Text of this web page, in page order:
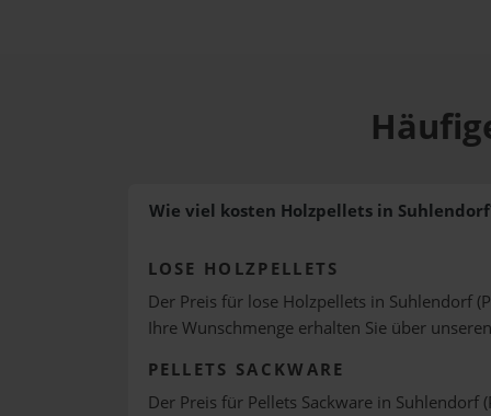
Wie viel kosten Holzpellets in
LOSE HOLZPELLETS
Der Preis für lose Holzpellets in Suhlendorf
Ihre Wunschmenge erhalten Sie über unseren
PELLETS SACKWARE
Der Preis für Pellets Sackware in Suhlendorf